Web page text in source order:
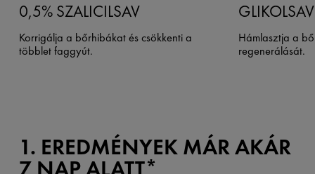
0,5% SZALICILSAV
Korrigálja a bőrhibákat és csökkenti a
többlet faggyút.
GLIKOLSAV
Hámlasztja a
regenerálását. ​
1. EREDMÉNYEK MÁR AKÁR